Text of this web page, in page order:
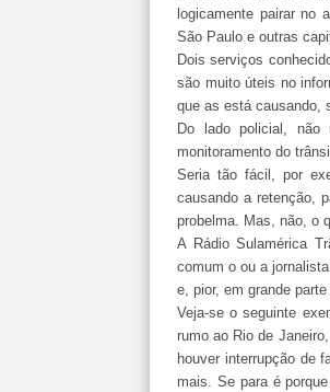
logicamente pairar no
São Paulo e outras
Dois serviços
são muito úteis no
que as está causando,
Do lado policial, não
monitoramento do
Seria tão fácil, por
causando a retenção,
probelma. Mas, não, o
A Rádio Sulamérica
comum o ou a
e, pior, em grande
Veja-se o seguinte
rumo ao Rio de
houver interrupção de
mais. Se para é